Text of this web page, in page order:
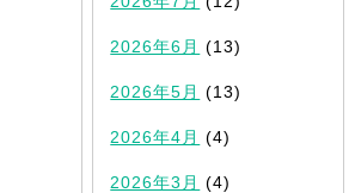
2026年6月 (13)
2026年5月 (13)
2026年4月 (4)
2026年3月 (4)